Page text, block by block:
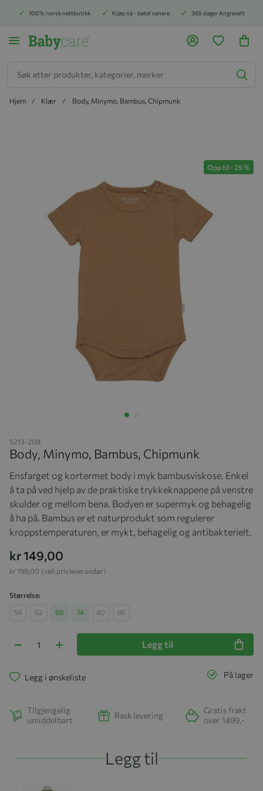
100% norsk nettbutikk Kjøp nå - betal senere 365 dager Angrerett
Hjem Klær Body, Minymo, Bambus, Chipmunk
Opp til -25%
5213-208
Body, Minymo, Bambus, Chipmunk
Ensfarget og kortermet body i myk bambusviskose. Enkel
å ta på ved hjelp av de praktiske trykkeknappene på venstre
skulder og mellom bena. Bodyen er supermyk og behagelig
å ha på. Bambus er et naturprodukt som regulerer
kroppstemperaturen, er mykt, behagelig og antibakterielt.
kr 149,00
(veil.pris leverandør)
kr 199,00
Størrelse
56 62 68 74 80 86
Legg til
På lager
Legg i ønskeliste
Tilgjengelig
umiddelbart
Rask levering
Gratis frakt
over 1499,-
Legg til